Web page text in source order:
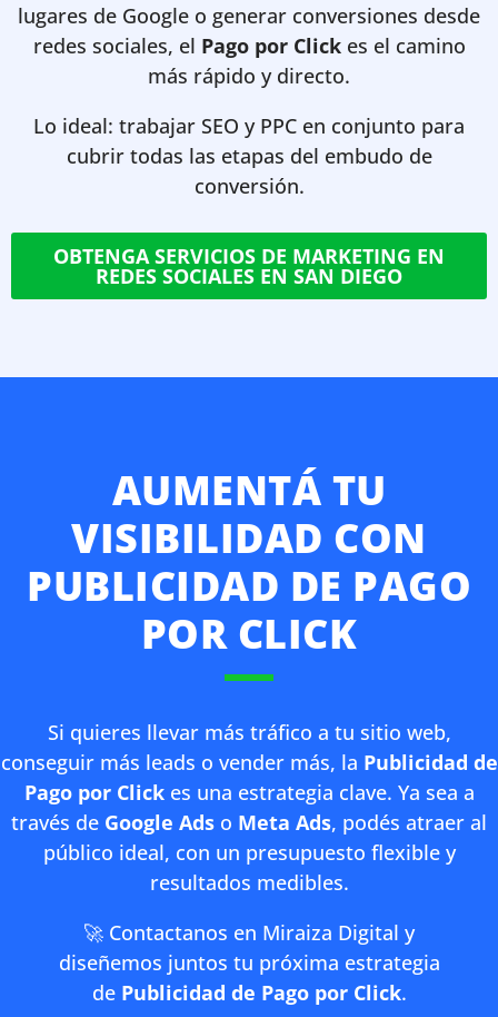
lugares de Google o generar conversiones desde
redes sociales, el Pago por Clickes el camino
más rápido y directo.
Lo ideal: trabajar SEO y PPC en conjunto para
cubrir todas las etapas del embudo de
conversión.
OBTENGA SERVICIOS DE MARKETING EN
REDES SOCIALES EN SAN DIEGO
AUMENTÁ TU
VISIBILIDAD CON
PUBLICIDAD DE PAGO
POR CLICK
Si quieres llevar más tráfico a tu sitio web,
conseguir más leads o vender más, la Publicidad de
Pago por Clickes una estrategia clave. Ya sea a
través de Google Ads o Meta Ads, podés atraer al
público ideal, con un presupuesto flexible y
resultados medibles.
🚀 Contactanos en Miraiza Digital y
diseñemos juntos tu próxima estrategia
de Publicidad de Pago por Click.